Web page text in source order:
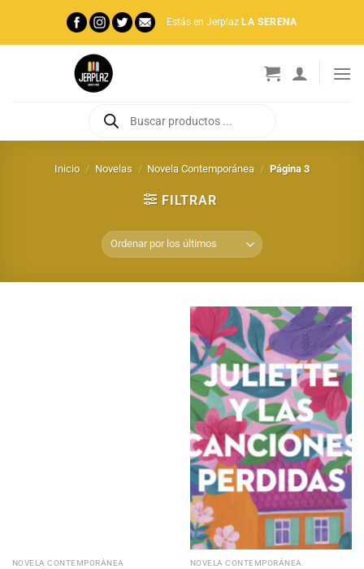
contenido
Estás en Jerplaz LA SERENA
productos
Inicio / Novelas / Novela Contemporánea / Página 3
FILTRAR
NOVELA CONTEMPORÁNEA NOVELA CONTEMPORÁNEA